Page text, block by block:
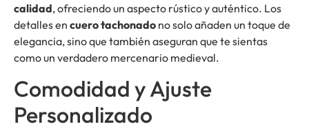
calidad, ofreciendo un aspecto rústico y auténtico. Los
detalles en cuero tachonado no solo añaden un toque de
elegancia, sino que también aseguran que te sientas
como un verdadero mercenario medieval.
Comodidad y Ajuste
Personalizado